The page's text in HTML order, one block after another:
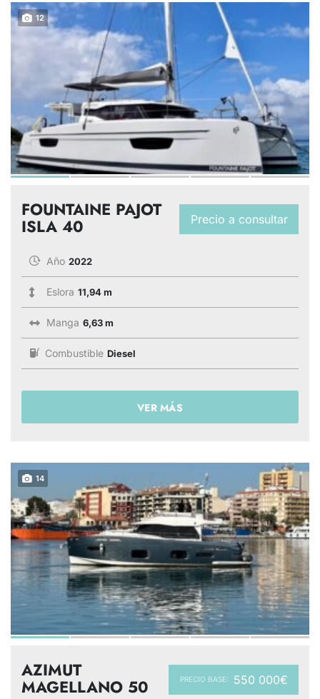
12
Precio a consultar
FOUNTAINE PAJOT
ISLA 40
Año 2022
Eslora 11,94 m
Manga 6,63 m
Combustible Diesel
VER MÁS
14
PRECIO BASE: 550 000€
AZIMUT
MAGELLANO 50